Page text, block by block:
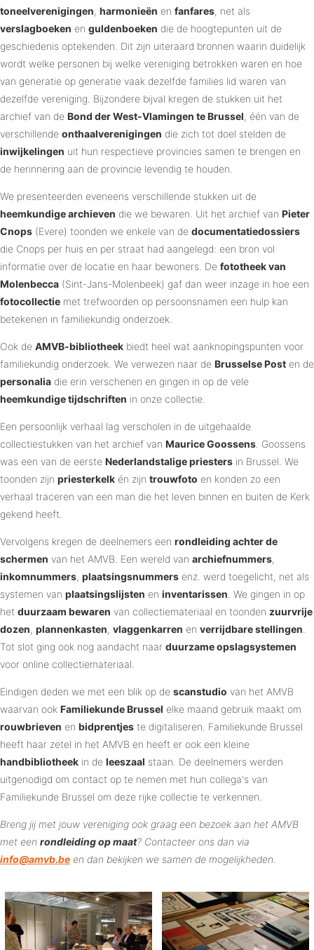
toneelverenigingen, harmonieën en fanfares, net als
verslagboeken en guldenboeken die de hoogtepunten uit de
geschiedenis optekenden. Dit zijn uiteraard bronnen waarin duidelijk
wordt welke personen bij welke vereniging betrokken waren en hoe
van generatie op generatie vaak dezelfde families lid waren van
dezelfde vereniging. Bijzondere bijval kregen de stukken uit het
archief van de Bond der West-Vlamingen te Brussel, één van de
verschillende onthaalverenigingen die zich tot doel stelden de
inwijkelingen uit hun respectieve provincies samen te brengen en
de herinnering aan de provincie levendig te houden.
We presenteerden eveneens verschillende stukken uit de
heemkundige archieven die we bewaren. Uit het archief van Pieter
Cnops (Evere) toonden we enkele van de documentatiedossiers
die Cnops per huis en per straat had aangelegd: een bron vol
informatie over de locatie en haar bewoners. De fototheek van
Molenbecca (Sint-Jans-Molenbeek) gaf dan weer inzage in hoe een
fotocollectie met trefwoorden op persoonsnamen een hulp kan
betekenen in familiekundig onderzoek.
Ook de AMVB-bibliotheek biedt heel wat aanknopingspunten voor
familiekundig onderzoek. We verwezen naar de Brusselse Post en de
personalia die erin verschenen en gingen in op de vele
heemkundige tijdschriften in onze collectie.
Een persoonlijk verhaal lag verscholen in de uitgehaalde
collectiestukken van het archief van Maurice Goossens . Goossens
was een van de eerste Nederlandstalige priesters in Brussel. We
toonden zijn priesterkelk én zijn trouwfoto en konden zo een
verhaal traceren van een man die het leven binnen en buiten de Kerk
gekend heeft.
Vervolgens kregen de deelnemers een rondleiding achter de
schermen van het AMVB. Een wereld van archiefnummers,
inkomnummers, plaatsingsnummers enz. werd toegelicht, net als
systemen van plaatsingslijsten en inventarissen . We gingen in op
het duurzaam bewaren van collectiemateriaal en toonden zuurvrije
dozen, plannenkasten, vlaggenkarren en verrijdbare stellingen
Tot slot ging ook nog aandacht naar duurzame opslagsystemen
voor online collectiemateriaal.
Eindigen deden we met een blik op de scanstudio van het AMVB
waarvan ook Familiekunde Brussel elke maand gebruik maakt om
rouwbrieven en bidprentjes te digitaliseren. Familiekunde Brussel
heeft haar zetel in het AMVB en heeft er ook een kleine
handbibliotheek in de leeszaal staan. De deelnemers werden
uitgenodigd om contact op te nemen met hun collega's van
Familiekunde Brussel om deze rijke collectie te verkennen.
Breng jij met jouw vereniging ook graag een bezoek aan het AMVB
met een rondleiding op maat? Contacteer ons dan via
info@amvb.be en dan bekijken we samen de mogelijkheden.